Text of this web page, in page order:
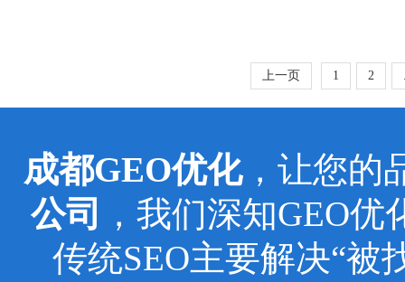
上一页 1 2
成都GEO优化，让您的
公司
，我们深知GEO
传统SEO主要解决“被